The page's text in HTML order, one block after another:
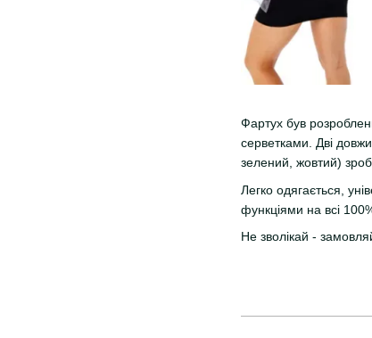
Фартух був
серветками. Дві
зелений, жовтий)
Легко одягається,
функціями на всі
Не зволікай -